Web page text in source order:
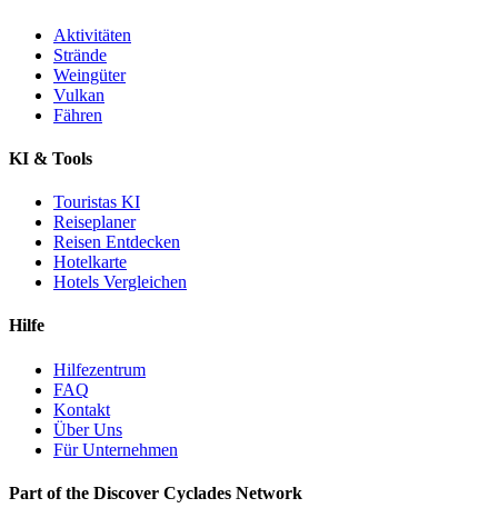
Aktivitäten
Strände
Weingüter
Vulkan
Fähren
KI & Tools
Touristas KI
Reiseplaner
Reisen Entdecken
Hotelkarte
Hotels Vergleichen
Hilfe
Hilfezentrum
FAQ
Kontakt
Über Uns
Für Unternehmen
Part of the Discover Cyclades Network